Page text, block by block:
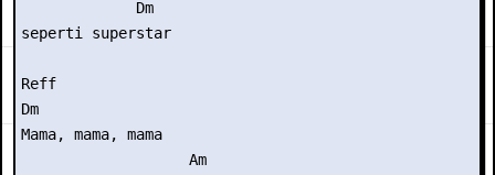
             Dm
seperti superstar
Reff
Dm
Mama, mama, mama
                   Am